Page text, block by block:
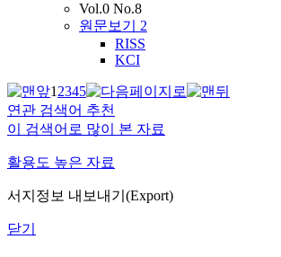
Vol.0 No.8
원문보기 2
RISS
KCI
12345
연관 검색어 추천
이 검색어로 많이 본 자료
활용도 높은 자료
서지정보 내보내기(Export)
닫기